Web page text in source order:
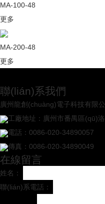
MA-100-48
更多
MA-200-48
更多
聯(lián)系我們
廣州龍創(chuàng)電子科技有限公
工廠地址：廣州市番禺區(qū)
電話：0086-020-34890057
傳真：0086-020-34890049
在線留言
姓名：
聯(lián)系電話：